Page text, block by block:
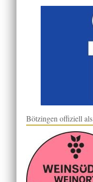
Bötzingen offiziell